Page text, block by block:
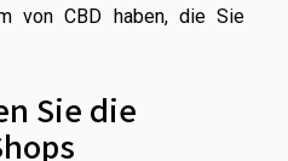
von CBD haben, die Sie
Sie die